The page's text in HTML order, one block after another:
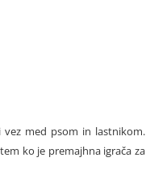
med psom in lastnikom.
ko je premajhna igrača za